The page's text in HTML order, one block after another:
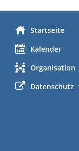
Startseite
Kalender
Organisation
Datenschutz